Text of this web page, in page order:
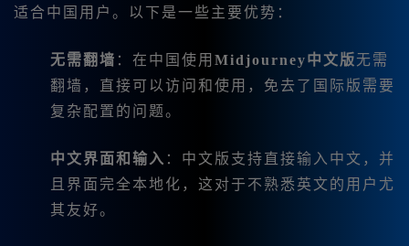
适合中国用户。以下是一些主要优势：
无需翻墙 ：在中国使用 Midjourney中文版无需
翻墙，直接可以访问和使用，免去了国际版需要
复杂配置的问题。
中文界面和输入 ：中文版支持直接输入中文，并
且界面完全本地化，这对于不熟悉英文的用户尤
其友好。